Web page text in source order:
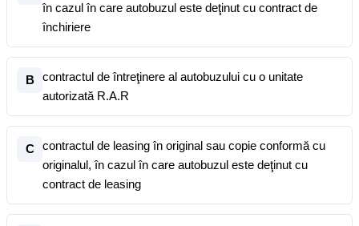
în cazul în care autobuzul este deţinut cu contract de
închiriere
B
contractul de întreţinere al autobuzului cu o unitate
autorizată R.A.R
C
contractul de leasing în original sau copie conformă cu
originalul, în cazul în care autobuzul este deţinut cu
contract de leasing